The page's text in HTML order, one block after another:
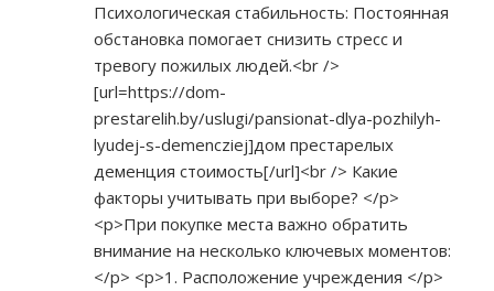
Психологическая стабильность: Постоянная
обстановка помогает снизить стресс и
тревогу пожилых людей.<br />
[url=https://dom-
prestarelih.by/uslugi/pansionat-dlya-pozhilyh-
lyudej-s-demencziej]дом престарелых
деменция стоимость[/url]<br /> Какие
факторы учитывать при выборе? </p>
<p>При покупке места важно обратить
внимание на несколько ключевых моментов:
</p> <p>1. Расположение учреждения </p>